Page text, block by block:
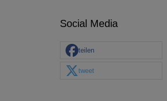
Social Media
teilen
tweet